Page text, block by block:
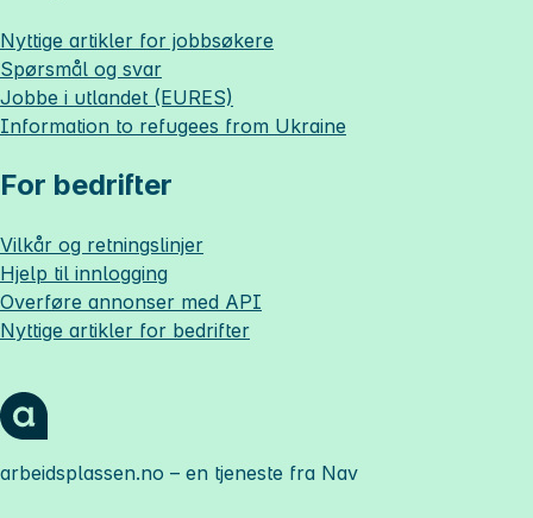
Nyttige artikler for jobbsøkere
Spørsmål og svar
Jobbe i utlandet (EURES)
Information to refugees from Ukraine
For bedrifter
Vilkår og retningslinjer
Hjelp til innlogging
Overføre annonser med API
Nyttige artikler for bedrifter
arbeidsplassen.no – en tjeneste fra Nav